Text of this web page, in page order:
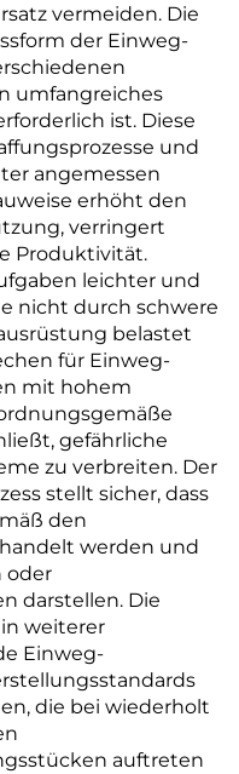
vermeiden. Die
der Einweg-
umfangreiches
ist. Diese
und
angemessen
erhöht den
verringert
Produktivität.
leichter und
nicht durch schwere
belastet
für Einweg-
mit hohem
gefährliche
zu verbreiten. Der
stellt sicher, dass
den
werden und
oder
darstellen. Die
weiterer
Einweg-
die bei wiederholt
auftreten